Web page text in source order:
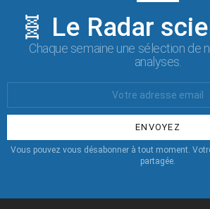
🧬 Le Radar
Chaque semaine une sélection de
analyses.
:
Vous pouvez vous désabonner à tout moment.
partagée.